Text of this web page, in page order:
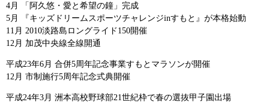
4月 「阿久悠・愛と希望の鐘」完成
5月 『キッズドリームスポーツチャレンジinすもと』が本格始動
11月 2010淡路島ロングライド150開催
12月 加茂中央線全線開通
平成23年6月 合併5周年記念事業すもとマラソンが開催
12月 市制施行5周年記念式典開催
平成24年3月 洲本高校野球部21世紀枠で春の選抜甲子園出場